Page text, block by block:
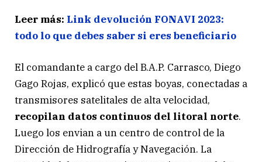
Leer más: Link devolución FONAVI 2023:
todo lo que debes saber si eres beneficiario
El comandante a cargo del B.A.P. Carrasco, Diego
Gago Rojas, explicó que estas boyas, conectadas a
transmisores satelitales de alta velocidad,
recopilan datos continuos del litoral norte.
Luego los envian a un centro de control de la
Dirección de Hidrografía y Navegación. La